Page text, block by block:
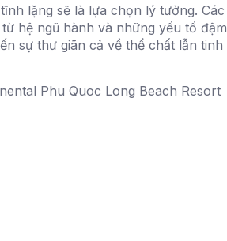
lặng sẽ là lựa chọn lý tưởng. Các
hệ ngũ hành và những yếu tố đậm
sự thư giãn cả về thể chất lẫn tinh